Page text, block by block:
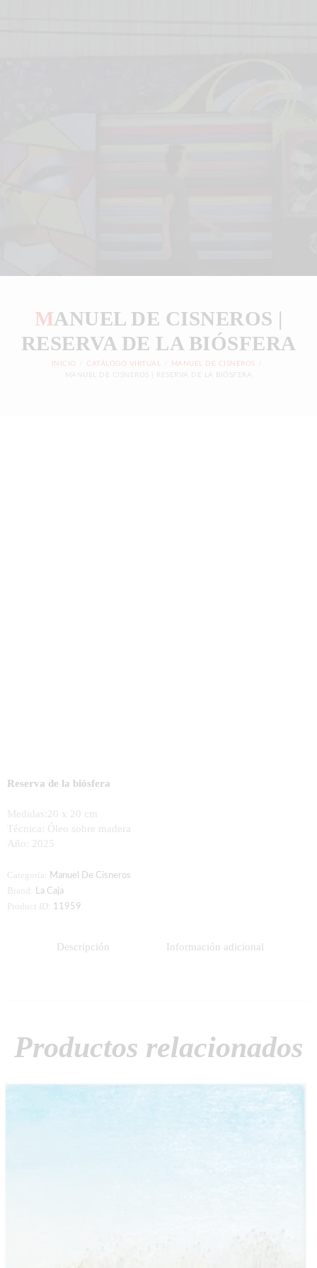
MANUEL DE CISNEROS |
RESERVA DE LA BIÓSFERA
INICIO CATÁLOGO VIRTUAL
MANUEL DE CISNEROS
MANUEL DE CISNEROS | RESERVA DE LA BIÓSFERA
LA GALERÍA
CATÁLOGO VIRTUAL
EXTENSIÓN ACADÉMICA
Reserva de la biósfera
Medidas:20 x 20 cm
Técnica: Óleo sobre madera
Año:
2025
Categoría: Manuel De Cisneros
Brand: La Caja
Product ID: 11959
Descripción Información adicional
Productos relacionados